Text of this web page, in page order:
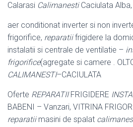
Calarasi CalimanestiCaciulata Alba,
aer conditionat inverter si non
frigorifice, reparatiifrigidere la
instalatii si centrale de ventilatie –
frigorifice(agregate si camere .
CALIMANESTI–CACIULATA
Oferte REPARATIIFRIGIDERE
BABENI – Vanzari, VITRINA
reparatiimasini de spalat